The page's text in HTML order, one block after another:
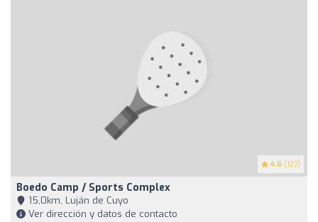
4.6 (127)
Boedo Camp / Sports Complex
15,0km, Luján de Cuyo
Ver dirección y datos de contacto